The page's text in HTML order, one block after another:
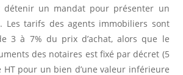
détenir un mandat pour présenter un
Les tarifs des agents immobiliers sont
3 à 7% du prix d’achat, alors que le
des notaires est fixé par décret (5
pour un bien d’une valeur inférieure